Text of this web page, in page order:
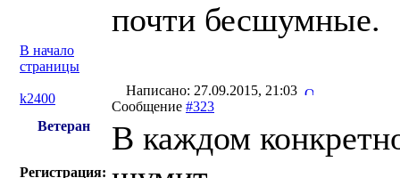
почти бесшумные.
В начало
страницы
k2400
Написано: 27.09.2015, 21:03
Сообщение #323
Ветеран
Регистрация:
В каждом